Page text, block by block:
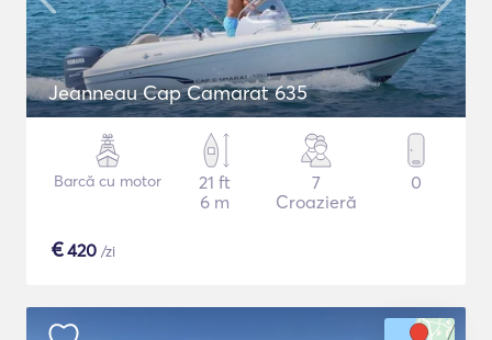
Jeanneau Cap Camarat 635
Barcă cu motor
21 ft
6 m
7
Croazieră
0
€420 /zi